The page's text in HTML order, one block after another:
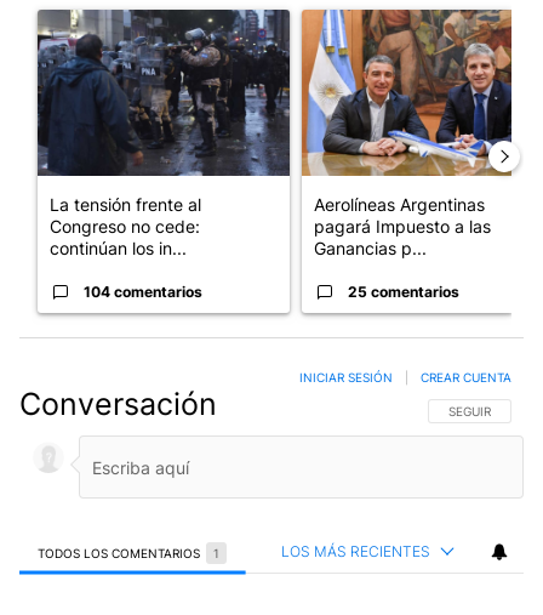
Un artículo de tendencia con el título "La tensión frente al
La tensión frente al
Congreso no cede:
continúan los in...
104 comentarios
Un artículo de tendencia
Aerolíneas Argentinas
pagará Impuesto a las
Ganancias p...
25 comentarios
Conversación SIGA ESTA
SEGUIR
INICIAR SESIÓN CREAR CUENTA
TODOS LOS COMENTARIOS 1 LOS MÁS RECIENTES